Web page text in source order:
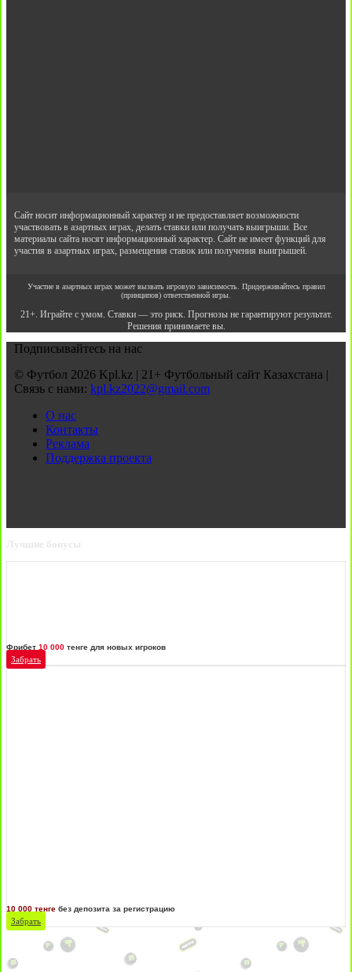
Сайт носит информационный характер и не предоставляет возможности
участвовать в азартных играх, делать ставки или получать выигрыши. Все
материалы сайта носят информационный характер. Сайт не имеет функций для
участия в азартных играх, размещения ставок или получения выигрышей.
Участие в азартных играх может вызвать игровую зависимость. Придерживайтесь правил
(принципов) ответственной игры.
21+. Играйте с умом. Ставки — это риск. Прогнозы не гарантируют результат.
Решения принимаете вы.
Подписывайтесь на нас
© Футбол 2026 Kpl.kz | 21+ Футбольный сайт Казахстана |
Связь с нами: kpl.kz2022@gmail.com
О нас
Контакты
Реклама
Поддержка проекта
Лучшие бонусы
Фрибет 10 000 тенге для новых игроков
Забрать
10 000 тенге без депозита за регистрацию
Забрать